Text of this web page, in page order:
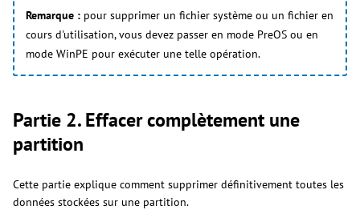
Remarque : pour supprimer un fichier système ou un fichier en
cours d'utilisation, vous devez passer en mode PreOS ou en
mode WinPE pour exécuter une telle opération.
Partie 2. Effacer complètement une
partition
Cette partie explique comment supprimer définitivement toutes les
données stockées sur une partition.